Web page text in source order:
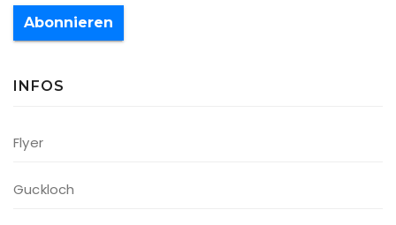
Abonnieren
INFOS
Flyer
Guckloch